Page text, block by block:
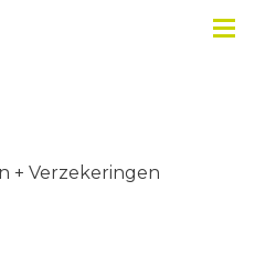
+ Verzekeringen